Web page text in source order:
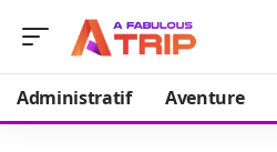
Administratif Aventure